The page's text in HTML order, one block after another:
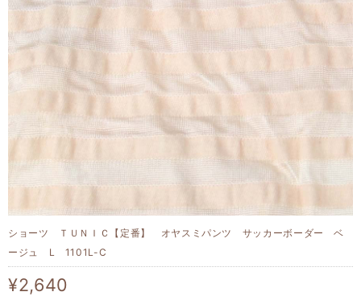
ショーツ ＴＵＮＩＣ【定番】 オヤスミパンツ サッカーボーダー ベ
ージュ L 1101L-C
¥2,640